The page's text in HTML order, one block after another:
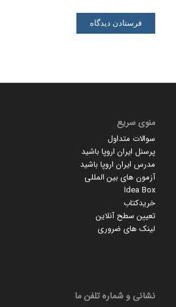
منوی سریع
سوالات متداول
پرسنل ایران اروپا باشید
مدرس ایران اروپا باشید
آزمون های بین المللی
Idea Box
خریدکتاب
تعیین سطح آنلاین
لینک های ضروری
نشانی و شماره تلفن ما